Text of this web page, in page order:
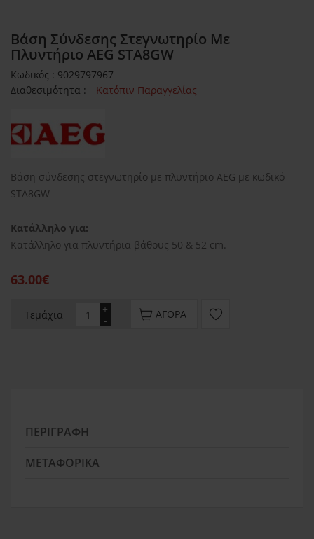
Βάση Σύνδεσης Στεγνωτηρίο Με
Πλυντήριο AEG STA8GW
Κωδικός : 9029797967
Διαθεσιμότητα :
Κατόπιν Παραγγελίας
Βάση σύνδεσης στεγνωτηρίο με πλυντήριο AEG με κωδικό
STA8GW
Κατάλληλο για:
Κατάλληλο για πλυντήρια βάθους 50 & 52 cm.
63.00€
Τεμάχια -
+ ΑΓΟΡΆ
ΠΕΡΙΓΡΑΦΉ
ΜΕΤΑΦΟΡΙΚΆ